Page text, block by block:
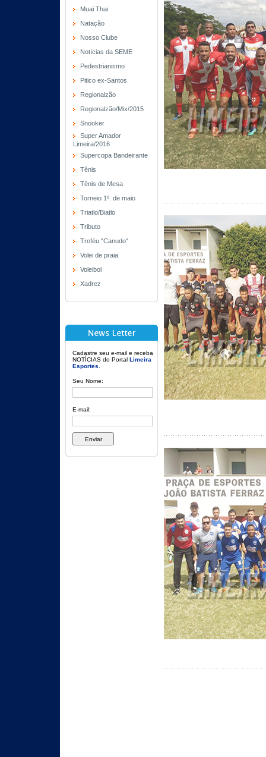
Muai Thai
Natação
Nosso Clube
Notícias da SEME
Pedestrianismo
Pitico ex-Santos
Regionalzão
Regionalzão/Mix/2015
Snooker
Super Amador
Limeira/2016
Supercopa Bandeirante
Tênis
Tênis de Mesa
Torneio 1º. de maio
Triatlo/Biatlo
Tributo
Troféu "Canudo"
Volei de praia
Voleibol
Xadrez
Cadastre seu e-mail e receba
NOTÍCIAS do Portal Limeira
Esportes
Seu Nome:
E-mail: